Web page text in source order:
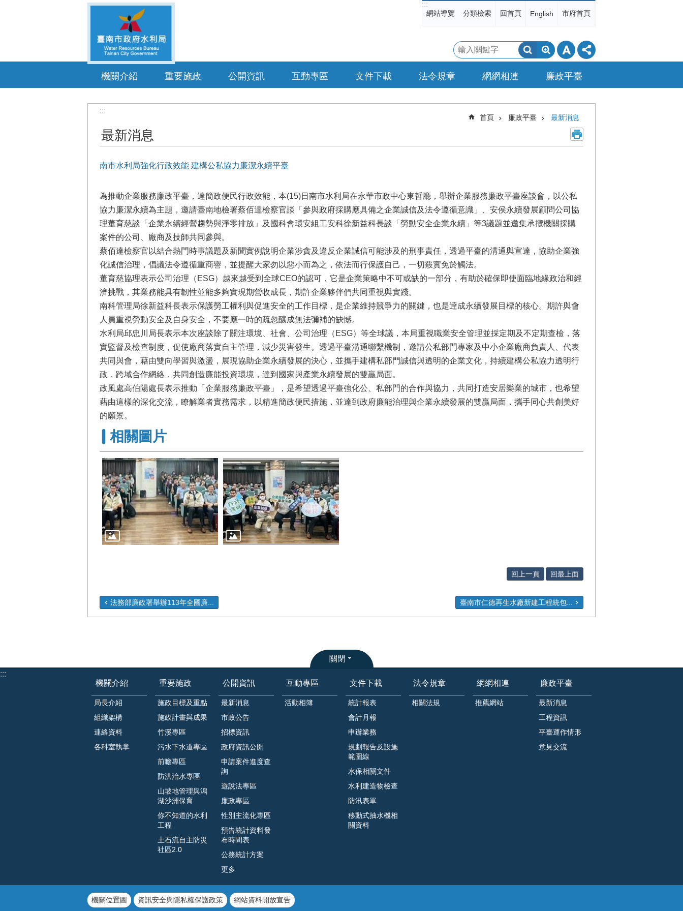
:::
網站導覽 分類檢索 回首頁 English 市府首頁
搜
尋
機關介紹 重要施政 公開資訊 互動專區 文件下載 法令規章 網網相連 廉政平臺
:::
首頁 廉政平臺 最新消息
最新消息
南市水利局強化行政效能 建構公私協力廉潔永續平臺
為推動企業服務廉政平臺，達簡政便民行政效能，本(15)日南市水利局在永華市政中心東哲廳，舉辦企業服務廉政平臺座談會，以公私
協力廉潔永續為主題，邀請臺南地檢署蔡佰達檢察官談「參與政府採購應具備之企業誠信及法令遵循意識」、安侯永續發展顧問公司協
理董育慈談「企業永續經營趨勢與淨零排放」及國科會環安組工安科徐新益科長談「勞動安全企業永續」等3議題並邀集承攬機關採購
案件的公司、廠商及技師共同參與。
蔡佰達檢察官以結合熱門時事議題及新聞實例說明企業涉貪及違反企業誠信可能涉及的刑事責任，透過平臺的溝通與宣達，協助企業強
化誠信治理，倡議法令遵循重商譽，並提醒大家勿以惡小而為之，依法而行保護自己，一切覈實免於觸法。
董育慈協理表示公司治理（ESG）越來越受到全球CEO的認可，它是企業策略中不可或缺的一部分，有助於確保即使面臨地緣政治和經
濟挑戰，其業務能具有韌性並能多夠實現期營收成長，期許企業夥伴們共同重視與實踐。
南科管理局徐新益科長表示保護勞工權利與促進安全的工作目標，是企業維持競爭力的關鍵，也是逹成永續發展目標的核心。期許與會
人員重視勞動安全及自身安全，不要應一時的疏忽釀成無法彌補的缺憾。
水利局邱忠川局長表示本次座談除了關注環境、社會、公司治理（ESG）等全球議，本局重視職業安全管理並採定期及不定期查檢，落
實監督及檢查制度，促使廠商落實自主管理，減少災害發生。透過平臺溝通聯繫機制，邀請公私部門專家及中小企業廠商負責人、代表
共同與會，藉由雙向學習與激盪，展現協助企業永續發展的決心，並攜手建構私部門誠信與透明的企業文化，持續建構公私協力透明行
政，跨域合作網絡，共同創造廉能投資環境，達到國家與產業永續發展的雙贏局面。
政風處高伯陽處長表示推動「企業服務廉政平臺」，是希望透過平臺強化公、私部門的合作與協力，共同打造安居樂業的城市，也希望
藉由這樣的深化交流，瞭解業者實務需求，以精進簡政便民措施，並達到政府廉能治理與企業永續發展的雙贏局面，攜手同心共創美好
的願景。
相關圖片
回上一頁 回最上面
法務部廉政署舉辦113年全國廉... 臺南市仁德再生水廠新建工程統包...
關閉
:::
機關介紹
局長介紹
組織架構
連絡資料
各科室執掌
重要施政
施政目標及重點
施政計畫與成果
竹溪專區
污水下水道專區
前瞻專區
防洪治水專區
山坡地管理與潟
湖沙洲保育
你不知道的水利
工程
土石流自主防災
社區2.0
公開資訊
最新消息
市政公告
招標資訊
政府資訊公開
申請案件進度查
詢
遊說法專區
廉政專區
性別主流化專區
預告統計資料發
布時間表
公務統計方案
更多
互動專區
活動相簿
文件下載
統計報表
會計月報
申辦業務
規劃報告及設施
範圍線
水保相關文件
水利建造物檢查
防汛表單
移動式抽水機相
關資料
法令規章
相關法規
網網相連
推薦網站
廉政平臺
最新消息
工程資訊
平臺運作情形
意見交流
機關位置圖 資訊安全與隱私權保護政策 網站資料開放宣告